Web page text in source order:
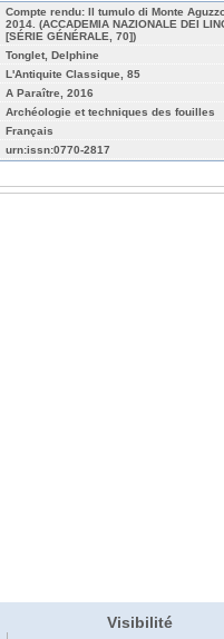
Compte rendu: Il tumulo di Monte
2014. (ACCADEMIA NAZIONALE DEI
[SÉRIE GÉNÉRALE, 70])
Tonglet, Delphine
L'Antiquite Classique, 85
A Paraître, 2016
Archéologie et techniques des fouilles
Français
urn:issn:0770-2817
Visibilité